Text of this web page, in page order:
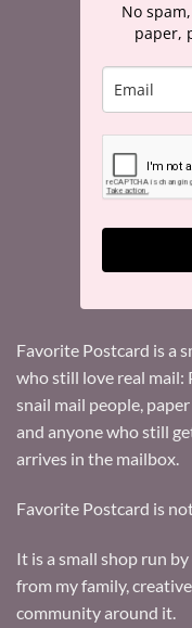
No
paper,
Favorite Postcard is a
who still love real mail:
snail mail people,
and anyone who still
arrives in the mailbox.
Favorite Postcard is
It is a small shop run
from my family,
community around it.